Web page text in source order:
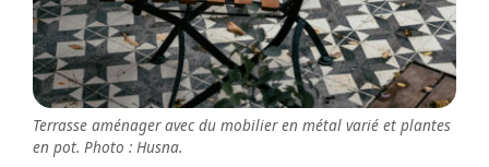
Terrasse aménager avec du mobilier en métal varié et plantes
en pot. Photo : Husna.